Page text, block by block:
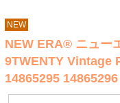
NEW
NEW ERA® ニュー
9TWENTY Vintage
14865295 14865296